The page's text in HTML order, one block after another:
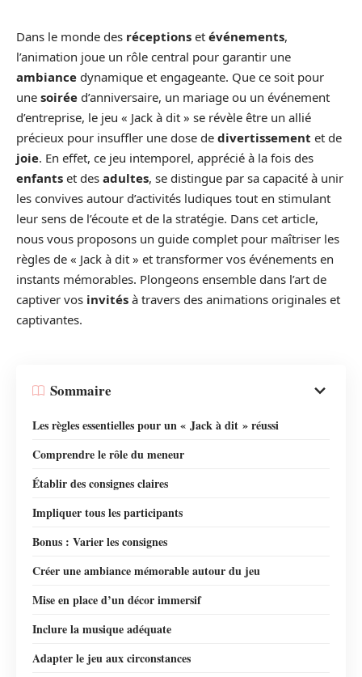
Dans le monde des réceptions et événements,
l’animation joue un rôle central pour garantir une
ambiance dynamique et engageante. Que ce soit pour
une soirée d’anniversaire, un mariage ou un événement
d’entreprise, le jeu « Jack à dit » se révèle être un allié
précieux pour insuffler une dose de divertissement et de
joie. En effet, ce jeu intemporel, apprécié à la fois des
enfants et des adultes, se distingue par sa capacité à unir
les convives autour d’activités ludiques tout en stimulant
leur sens de l’écoute et de la stratégie. Dans cet article,
nous vous proposons un guide complet pour maîtriser les
règles de « Jack à dit » et transformer vos événements en
instants mémorables. Plongeons ensemble dans l’art de
captiver vos invités à travers des animations originales et
captivantes.
Sommaire
Les règles essentielles pour un « Jack à dit » réussi
Comprendre le rôle du meneur
Établir des consignes claires
Impliquer tous les participants
Bonus : Varier les consignes
Créer une ambiance mémorable autour du jeu
Mise en place d’un décor immersif
Inclure la musique adéquate
Adapter le jeu aux circonstances